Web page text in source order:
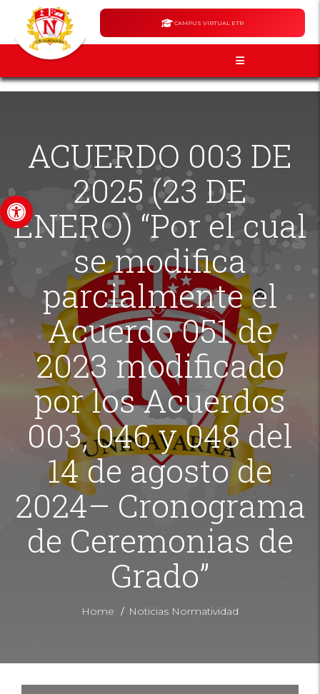
Abrir barra de herramientas
CAMPUS VIRTUAL ETR
ACUERDO 003 DE
2025 (23 DE
ENERO) “Por el cual
se modifica
parcialmente el
Acuerdo 051 de
2023 modificado
por los Acuerdos
003, 046 y 048 del
14 de agosto de
2024– Cronograma
de Ceremonias de
Grado”
Home / Noticias Normatividad